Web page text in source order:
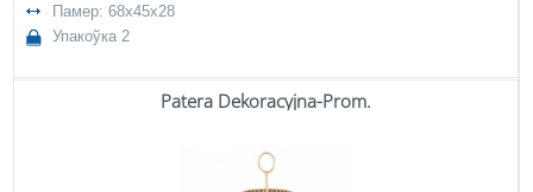
Памер: 68x45x28
Упакоўка 2
Patera Dekoracyjna-Prom.